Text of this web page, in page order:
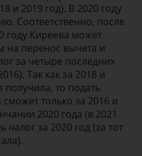
и 2019 год). В 2020 году
Соответственно, после
году Киреева может
на перенос вычета и
за четыре последних
Так как за 2018 и
то подать
только за 2016 и
2020 года (в 2021
налог за 2020 год (за тот